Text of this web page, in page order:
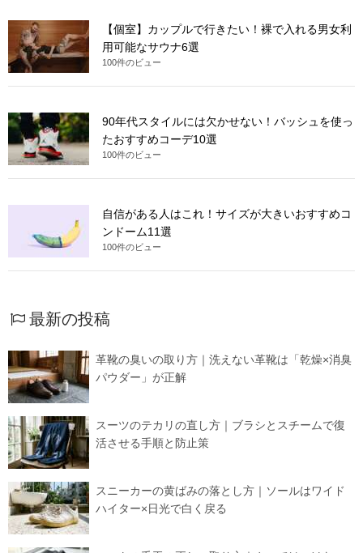
【個室】カップルで行きたい！裸で入れる男女利
用可能なサウナ6選
100件のビュー
90年代スタイルには欠かせない！バッシュを使っ
たおすすめコーデ10選
100件のビュー
自信がある人はこれ！サイズが大きいおすすめコ
ンドーム11選
100件のビュー
最新の投稿
革靴の臭いの取り方｜洗えない革靴は「乾燥×消臭
パウダー」が正解
スーツのテカリの直し方｜ブラシとスチームで復
活させる手順と防止策
スニーカーの黄ばみの落とし方｜ソールはワイド
ハイター×日光で白く戻る